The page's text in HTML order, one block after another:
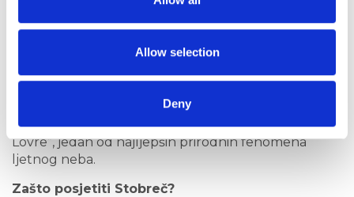
Allow selection
Deny
Posebno mjesto zauzima proslava blagdana Svetog
Lovre, zaštitnika mjesta, koja traje od 26. srpnja do
bogat program okupljaju lokalno stanovništvo i
brojne posjetitelje iz cijele regije.
U tom razdoblju na nebu iznad Stobreča može se
promatrati poznata meteorska kiša “Suze Svetog
Lovre”, jedan od najljepših prirodnih fenomena
ljetnog neba.
Zašto posjetiti Stobreč?